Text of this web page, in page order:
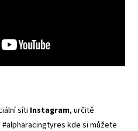
síti Instagram, určitě
#alpharacingtyres kde si můžete